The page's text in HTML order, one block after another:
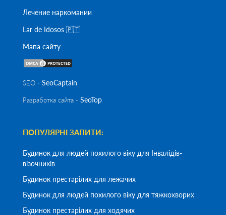
Лечение наркомании
Lar de Idosos 🇵🇹
Мапа сайту
SEO - SeoСaptain
Разработка сайта - SeoTop
ПОПУЛЯРНІ ЗАПИТИ:
Будинок для людей похилого віку для Інвалідів-
візочників
Будинок престарілих для лежачих
Будинок для людей похилого віку для тяжкохворих
Будинок престарілих для ходячих